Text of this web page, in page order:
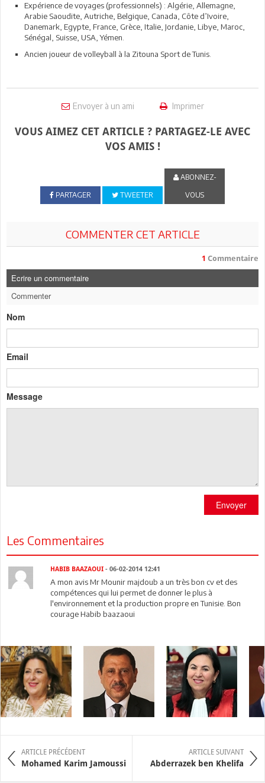
Expérience de voyages (professionnels) : Algérie, Allemagne,
Arabie Saoudite, Autriche, Belgique, Canada, Côte d’Ivoire,
Danemark, Egypte, France, Grèce, Italie, Jordanie, Libye, Maroc,
Sénégal, Suisse, USA, Yémen.
Ancien joueur de volleyball à la Zitouna Sport de Tunis.
Envoyer à un ami Imprimer
VOUS AIMEZ CET ARTICLE ? PARTAGEZ-LE AVEC
VOS AMIS !
PARTAGER TWEETER
ABONNEZ-
VOUS
COMMENTER CET ARTICLE
1 Commentaire
Ecrire un commentaire
Commenter
Nom
Email
Message
Envoyer
Les Commentaires
HABIB BAAZAOUI - 06-02-2014 12:41
A mon avis Mr Mounir majdoub a un très bon cv et des
compétences qui lui permet de donner le plus à
l'environnement et la production propre en Tunisie. Bon
courage Habib baazaoui
ARTICLE PRÉCÉDENT
Mohamed Karim Jamoussi
ARTICLE SUIVANT
Abderrazek ben Khelifa